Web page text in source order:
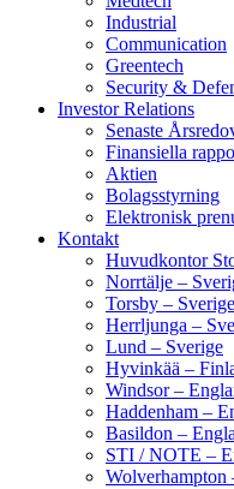
Industrial
Communication
Greentech
Security &
Investor Relations
Senaste
Finansiella
Aktien
Bolagsstyrning
Elektronisk
Kontakt
Huvudkontor
Norrtälje –
Torsby – Sverige
Herrljunga –
Lund – Sverige
Hyvinkää –
Windsor –
Haddenham –
Basildon –
STI / NOTE –
Wolverhampton